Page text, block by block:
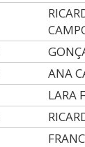
ANA
LARA